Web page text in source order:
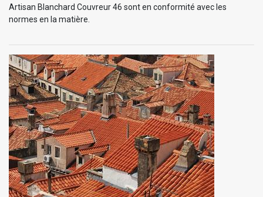
Artisan Blanchard Couvreur 46 sont en conformité avec les
normes en la matière.